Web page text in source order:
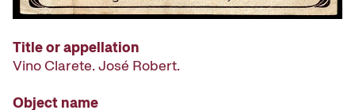
Title or appellation
Vino Clarete. José Robert.
Object name